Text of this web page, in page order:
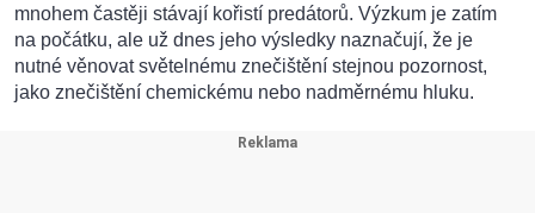
mnohem častěji stávají kořistí predátorů. Výzkum je zatím
na počátku, ale už dnes jeho výsledky naznačují, že je
nutné věnovat světelnému znečištění stejnou pozornost,
jako znečištění chemickému nebo nadměrnému hluku.